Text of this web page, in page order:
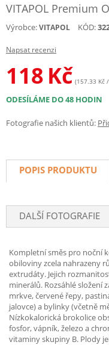
VITAPOL Premium
Výrobce:VITAPOL KÓD:
Napsat recenzi
118 Kč (157.33 Kč
ODESÍLÁME DO 48 HODIN
Fotografie našich klientů:
POPIS PRODUKTU
DALŠÍ FOTOGRAFIE
Kompletní směs pro noční
obiloviny zcela nahrazeny
extrudáty. Jejich
minerálů. Rozsáhlé složení
mrkve, červené řepy,
jalovce) a bylinky (včetně
Nízkokalorická brokolice
fosfor, vápník, železo a
vitaminy skupiny B. Plody